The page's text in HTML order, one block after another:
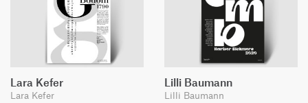
Lara Kefer
Lara Kefer
Lilli Baumann
Lilli Baumann